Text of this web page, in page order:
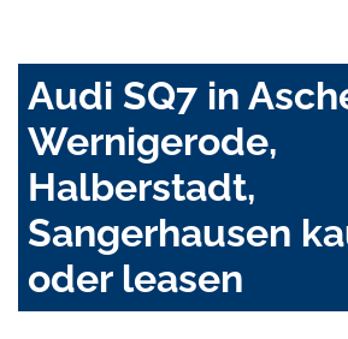
Audi SQ7 in
Wernigerode,
Halberstadt,
Sangerhausen
oder leasen